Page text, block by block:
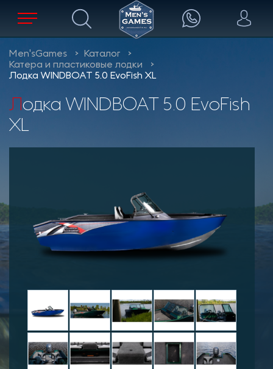
Men'sGames
Каталог
Катера и пластиковые лодки
Лодка WINDBOAT 5.0 EvoFish XL
Лодка WINDBOAT 5.0 EvoFish
XL